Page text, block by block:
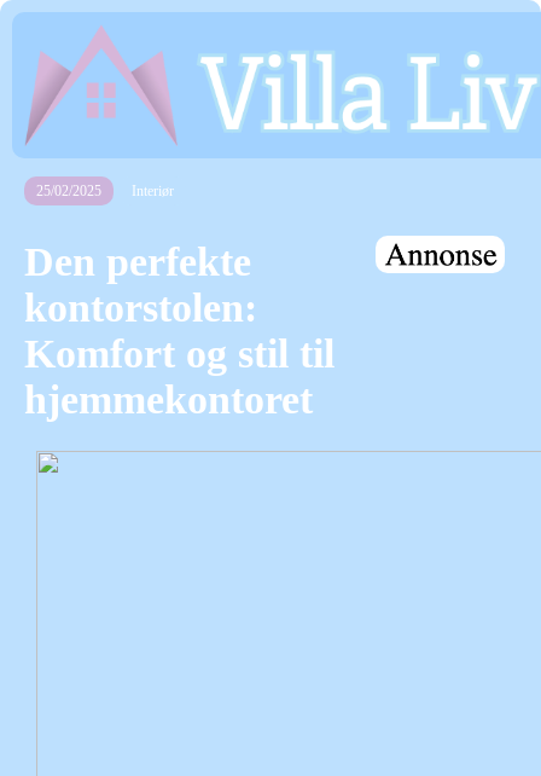
25/02/2025 Interiør
Den perfekte
kontorstolen:
Komfort og stil til
hjemmekontoret